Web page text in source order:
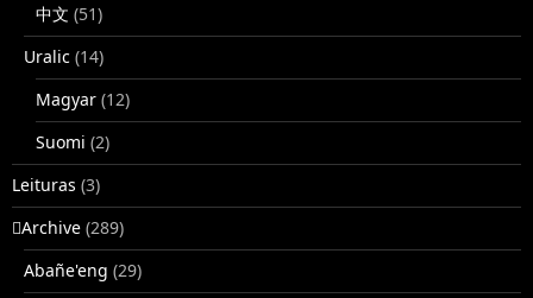
中文 (51)
Uralic (14)
Magyar (12)
Suomi (2)
Leituras (3)
􏿽Archive (289)
Abañe'eng (29)